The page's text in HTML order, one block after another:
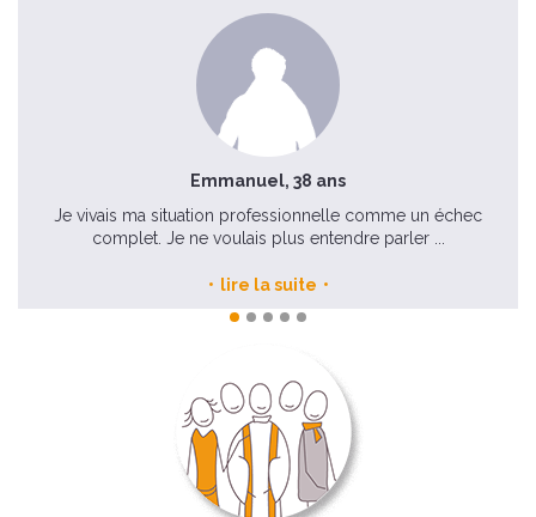
Emmanuel, 38 ans
Je vivais ma situation professionnelle comme un échec
complet. Je ne voulais plus entendre parler ...
lire la suite